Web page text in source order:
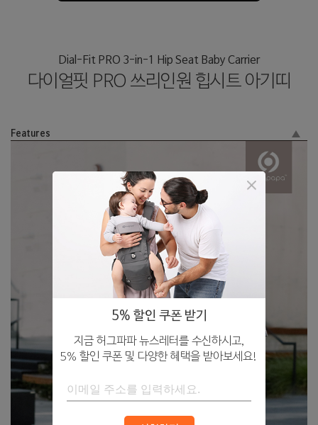
Dial-Fit PRO 3-in-1 Hip Seat Baby Carrier
다이얼핏 PRO 쓰리인원 힙시트 아기띠
Features
5% 할인 쿠폰 받기
지금 허그파파 뉴스레터를 수신하시고,
5% 할인 쿠폰 및 다양한 혜택을 받아보세요!